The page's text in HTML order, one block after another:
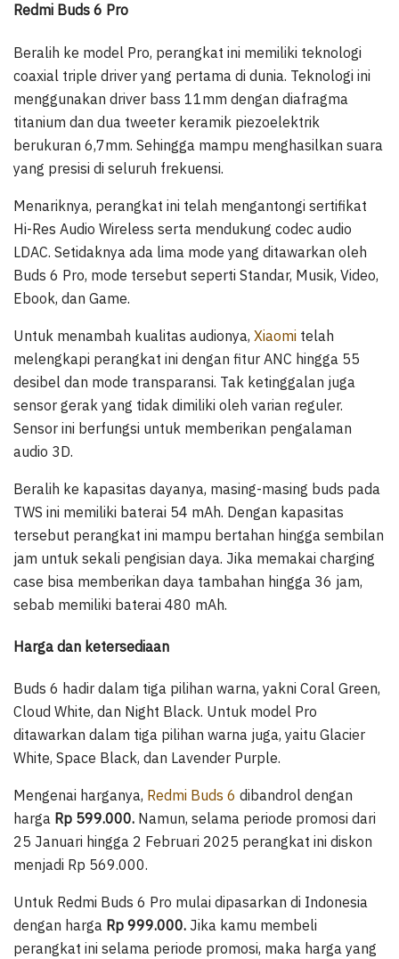
Redmi Buds 6 Pro
Beralih ke model Pro, perangkat ini memiliki teknologi
coaxial triple driver yang pertama di dunia. Teknologi ini
menggunakan driver bass 11mm dengan diafragma
titanium dan dua tweeter keramik piezoelektrik
berukuran 6,7mm. Sehingga mampu menghasilkan suara
yang presisi di seluruh frekuensi.
Menariknya, perangkat ini telah mengantongi sertifikat
Hi-Res Audio Wireless serta mendukung codec audio
LDAC. Setidaknya ada lima mode yang ditawarkan oleh
Buds 6 Pro, mode tersebut seperti Standar, Musik, Video,
Ebook, dan Game.
Untuk menambah kualitas audionya, Xiaomi telah
melengkapi perangkat ini dengan fitur ANC hingga 55
desibel dan mode transparansi. Tak ketinggalan juga
sensor gerak yang tidak dimiliki oleh varian reguler.
Sensor ini berfungsi untuk memberikan pengalaman
audio 3D.
Beralih ke kapasitas dayanya, masing-masing buds pada
TWS ini memiliki baterai 54 mAh. Dengan kapasitas
tersebut perangkat ini mampu bertahan hingga sembilan
jam untuk sekali pengisian daya. Jika memakai charging
case bisa memberikan daya tambahan hingga 36 jam,
sebab memiliki baterai 480 mAh.
Harga dan ketersediaan
Buds 6 hadir dalam tiga pilihan warna, yakni Coral Green,
Cloud White, dan Night Black. Untuk model Pro
ditawarkan dalam tiga pilihan warna juga, yaitu Glacier
White, Space Black, dan Lavender Purple.
Mengenai harganya, Redmi Buds 6 dibandrol dengan
harga Rp 599.000. Namun, selama periode promosi dari
25 Januari hingga 2 Februari 2025 perangkat ini diskon
menjadi Rp 569.000.
Untuk Redmi Buds 6 Pro mulai dipasarkan di Indonesia
dengan harga Rp 999.000. Jika kamu membeli
perangkat ini selama periode promosi, maka harga yang